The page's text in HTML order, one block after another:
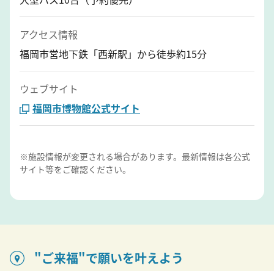
アクセス情報
福岡市営地下鉄「西新駅」から徒歩約15分
ウェブサイト
福岡市博物館公式サイト
※施設情報が変更される場合があります。最新情報は各公式
サイト等をご確認ください。
"ご来福"で願いを叶えよう